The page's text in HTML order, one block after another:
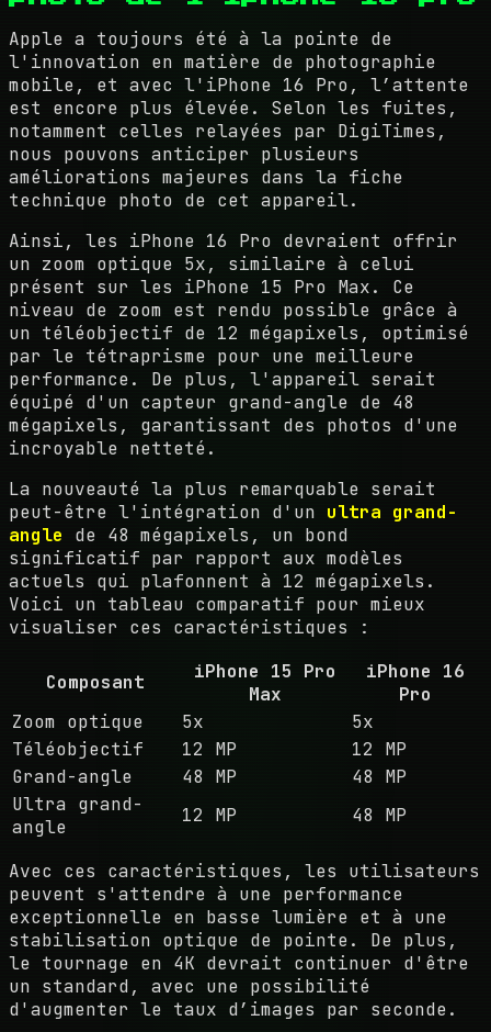
Apple a toujours été à la pointe de
l'innovation en matière de photographie
mobile, et avec l'iPhone 16 Pro, l’attente
est encore plus élevée. Selon les fuites,
notamment celles relayées par DigiTimes,
nous pouvons anticiper plusieurs
améliorations majeures dans la fiche
technique photo de cet appareil.
Ainsi, les iPhone 16 Pro devraient offrir
un zoom optique 5x, similaire à celui
présent sur les iPhone 15 Pro Max. Ce
niveau de zoom est rendu possible grâce à
un téléobjectif de 12 mégapixels, optimisé
par le tétraprisme pour une meilleure
performance. De plus, l'appareil serait
équipé d'un capteur grand-angle de 48
mégapixels, garantissant des photos d'une
incroyable netteté.
La nouveauté la plus remarquable serait
peut-être l'intégration d'un ultra grand-
angle de 48 mégapixels, un bond
significatif par rapport aux modèles
actuels qui plafonnent à 12 mégapixels.
Voici un tableau comparatif pour mieux
visualiser ces caractéristiques :
Composant
iPhone 15 Pro
Max
iPhone 16
Pro
Zoom optique
5x
5x
Téléobjectif
12 MP
12 MP
Grand-angle
48 MP
48 MP
Ultra grand-
angle
12 MP 48 MP
Avec ces caractéristiques, les utilisateurs
peuvent s'attendre à une performance
exceptionnelle en basse lumière et à une
stabilisation optique de pointe. De plus,
le tournage en 4K devrait continuer d'être
un standard, avec une possibilité
d'augmenter le taux d’images par seconde.